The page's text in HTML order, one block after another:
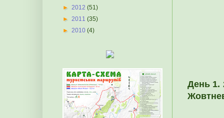
День 1.
► 2012 (51)
► 2011 (35)
► 2010 (4)